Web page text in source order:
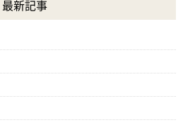
最新記事